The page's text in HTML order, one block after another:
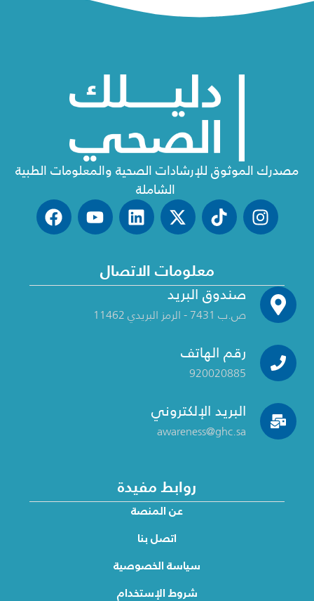
روابط مفيدة
عن المنصة
اتصل بنا
سياسة الخصوصية
شروط الإستخدام
معلومات الاتصال
صندوق البريد
ص.ب 7431 - الرمز البريدي 11462
رقم الهاتف
920020885
البريد الإلكتروني
awareness@ghc.sa
مصدرك الموثوق للإرشادات الصحية والمعلومات الطبية